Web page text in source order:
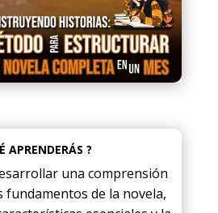
APRENDERÁS ?
una comprensión
fundamentos de la novela,